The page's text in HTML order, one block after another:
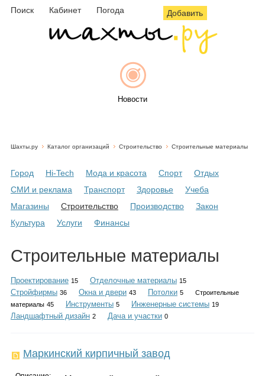
Поиск Кабинет Погода Добавить
Новости
Объявления
Шахты.ру Каталог организаций Строительство Строительные материалы
Город Hi-Tech Мода и красота Спорт
Отдых
СМИ и реклама
Транспорт Здоровье
Учеба
Магазины
Строительство Производство
Закон
Культура
Услуги Финансы
Строительные материалы
Проектирование 15 Отделочные материалы 15
Стройфирмы 36 Окна и двери 43 Потолки 5
Строительные
материалы 45 Инструменты 5 Инженерные системы 19
Ландшафтный дизайн 2 Дача и участки 0
Маркинский кирпичный завод